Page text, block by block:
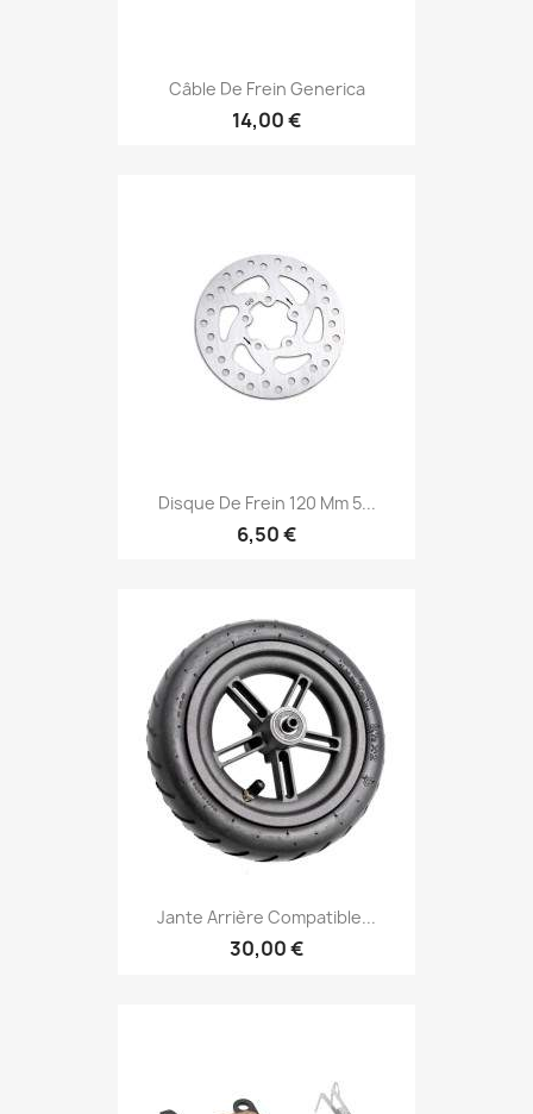
Câble De Frein Generica
14,00 €
Disque De Frein 120 Mm 5...
6,50 €
Jante Arrière Compatible...
30,00 €